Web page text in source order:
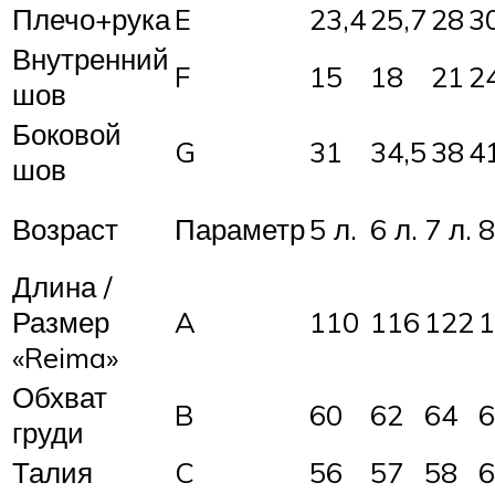
Плечо+рукаE 23,425,728
Внутренний
шов
F 15 18 21
Боковой
шов
G 31 34,538
Возраст Параметр5 л. 6 л. 7 л.
Длина /
Размер
«Reima»
A 110 116 122
Обхват
груди
B 60 62 64
Талия
C 56 57 58